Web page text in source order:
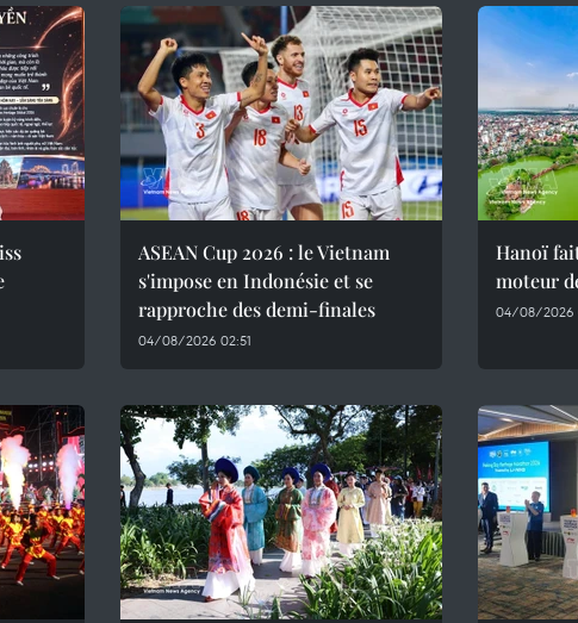
ASEAN Cup 2026 : le Vietnam
s'impose en Indonésie et se
rapproche des demi-finales
04/08/2026 02:51
Hanoï
moteur
04/08/2026